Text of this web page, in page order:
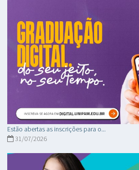
Estão abertas as inscrições para o...
31/07/2026